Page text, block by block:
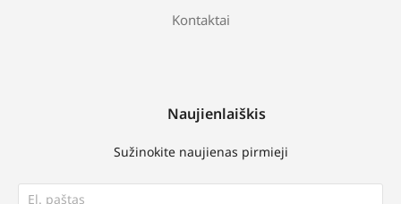
Kontaktai
Naujienlaiškis
Sužinokite naujienas pirmieji